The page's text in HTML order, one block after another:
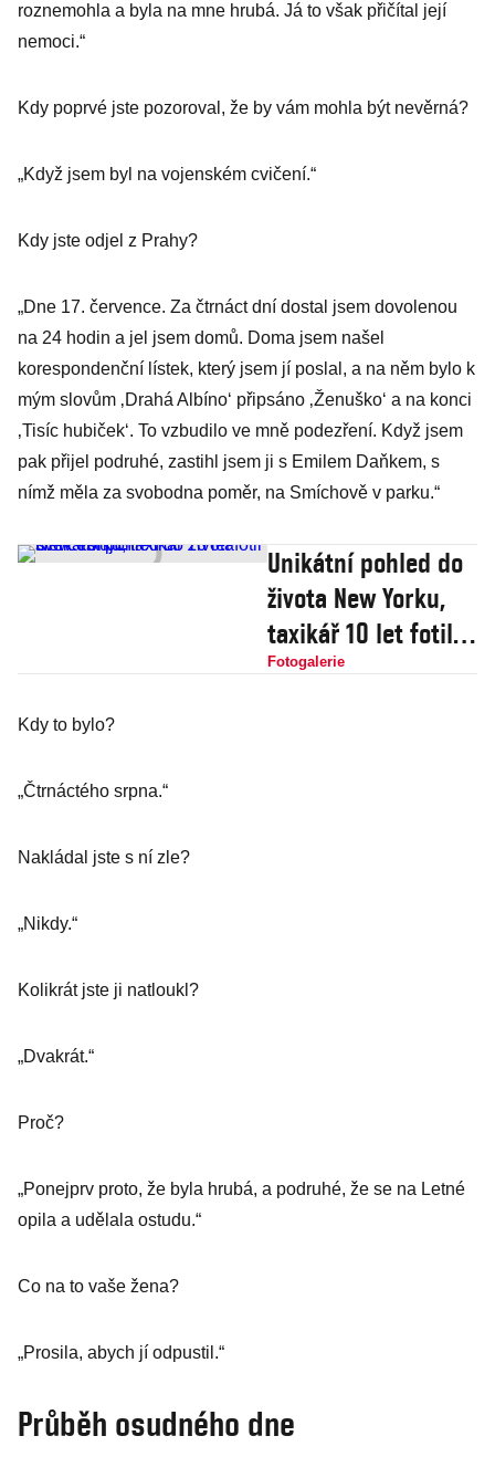
roznemohla a byla na mne hrubá. Já to však přičítal její
nemoci.“
Kdy poprvé jste pozoroval, že by vám mohla být nevěrná?
„Když jsem byl na vojenském cvičení.“
Kdy jste odjel z Prahy?
„Dne 17. července. Za čtrnáct dní dostal jsem dovolenou
na 24 hodin a jel jsem domů. Doma jsem našel
korespondenční lístek, který jsem jí poslal, a na něm bylo k
mým slovům ‚Drahá Albíno‘ připsáno ‚Ženuško‘ a na konci
‚Tisíc hubiček‘. To vzbudilo ve mně podezření. Když jsem
pak přijel podruhé, zastihl jsem ji s Emilem Daňkem, s
nímž měla za svobodna poměr, na Smíchově v parku.“
Unikátní pohled do
života New Yorku,
taxikář 10 let fotil
své cestující
Fotogalerie
Kdy to bylo?
„Čtrnáctého srpna.“
Nakládal jste s ní zle?
„Nikdy.“
Kolikrát jste ji natloukl?
„Dvakrát.“
Proč?
„Ponejprv proto, že byla hrubá, a podruhé, že se na Letné
opila a udělala ostudu.“
Co na to vaše žena?
„Prosila, abych jí odpustil.“
Průběh osudného dne